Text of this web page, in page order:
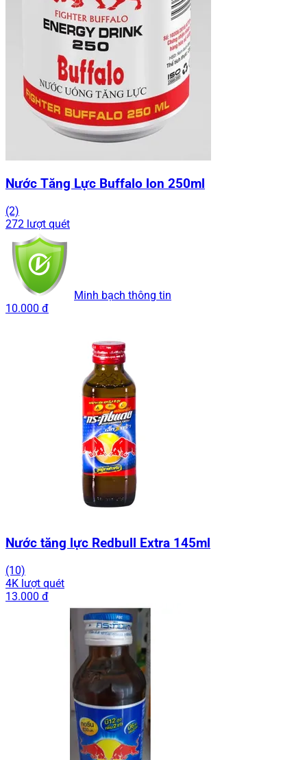
Nước Tăng Lực Buffalo lon 250ml
(2)
272 lượt quét
Minh bạch thông tin
10.000 đ
Nước tăng lực Redbull Extra 145ml
(10)
4K lượt quét
13.000 đ